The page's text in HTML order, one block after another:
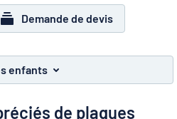
Autocollants
Banderoles
Plaques
Plaques
Demande de devis
enfants
de plaques